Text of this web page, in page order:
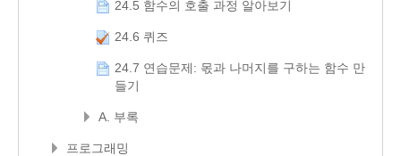
24.5 함수의 호출 과정 알아보기
24.6 퀴즈
24.7 연습문제: 몫과 나머지를 구하는 함수 만
들기
A. 부록
프로그래밍